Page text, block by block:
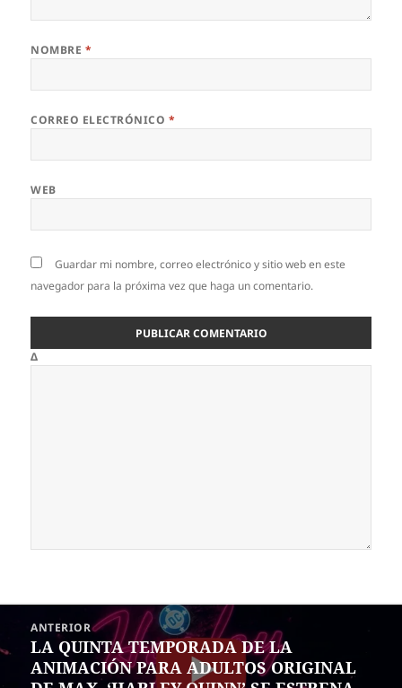
NOMBRE *
CORREO ELECTRÓNICO *
WEB
Guardar mi nombre, correo electrónico y sitio web en este
navegador para la próxima vez que haga un comentario.
Δ
entradas
ANTERIOR
Entrada
anterior:
LA QUINTA TEMPORADA DE LA
ANIMACIÓN PARA ADULTOS ORIGINAL